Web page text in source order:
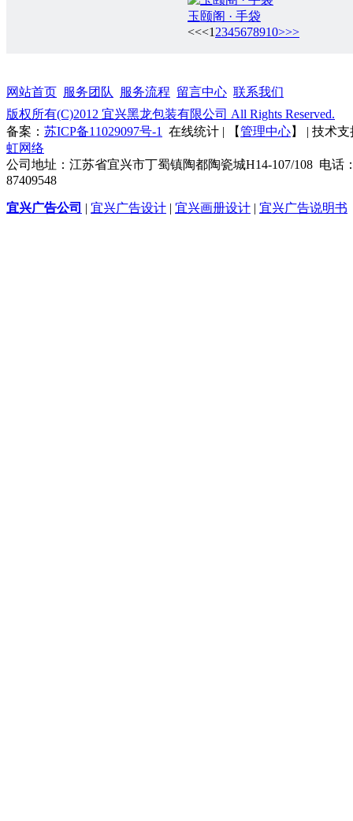
玉颐阁 · 手袋
<<<1 2345678910>>>
网站首页 服务团队 服务流程 留言中心 联系我们
版权所有(C)2012 宜兴黑龙包装有限公司 All Rights Reserved.
备案： 苏ICP备11029097号-1 在线统计 | 【管理中心】 | 技术
虹网络
公司地址：江苏省宜兴市丁蜀镇陶都陶瓷城H14-107/108 电话
87409548
宜兴广告公司 | 宜兴广告设计 | 宜兴画册设计 | 宜兴广告说明书